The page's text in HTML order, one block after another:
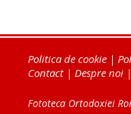
Politica de cookie |
Contact| Despre noi
Fototeca Ortodoxiei